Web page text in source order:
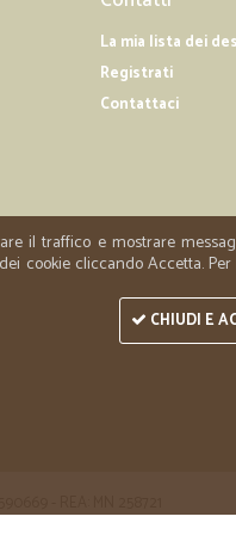
La mia lista dei
Registrati
Contattaci
il traffico e mostrare
cookie cliccando Accetta.
CHIUDI E